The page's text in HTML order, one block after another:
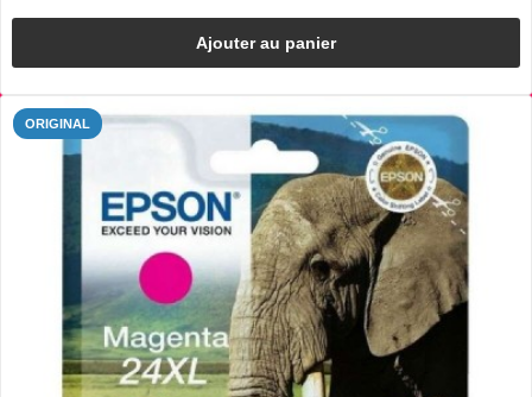
Ajouter au panier
ORIGINAL